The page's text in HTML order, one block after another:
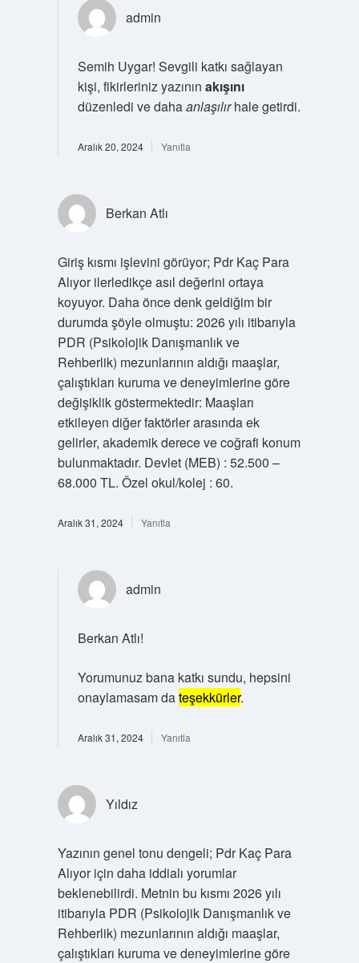
admin
Semih Uygar! Sevgili katkı sağlayan
kişi, fikirleriniz yazının akışını
düzenledi ve dahaanlaşılırhale getirdi.
Aralık 20, 2024 Yanıtla
Berkan Atlı
Giriş kısmı işlevini görüyor; Pdr Kaç Para
Alıyor ilerledikçe asıl değerini ortaya
koyuyor. Daha önce denk geldiğim bir
durumda şöyle olmuştu: 2026 yılı itibarıyla
PDR (Psikolojik Danışmanlık ve
Rehberlik) mezunlarının aldığı maaşlar,
çalıştıkları kuruma ve deneyimlerine göre
değişiklik göstermektedir: Maaşları
etkileyen diğer faktörler arasında ek
gelirler, akademik derece ve coğrafi konum
bulunmaktadır. Devlet (MEB) : 52.500 –
68.000 TL. Özel okul/kolej : 60.
Aralık 31, 2024 Yanıtla
admin
Berkan Atlı!
Yorumunuz bana katkı sundu, hepsini
onaylamasam dateşekkürler.
Aralık 31, 2024 Yanıtla
Yıldız
Yazının genel tonu dengeli; Pdr Kaç Para
Alıyor için daha iddialı yorumlar
beklenebilirdi. Metnin bu kısmı 2026 yılı
itibarıyla PDR (Psikolojik Danışmanlık ve
Rehberlik) mezunlarının aldığı maaşlar,
çalıştıkları kuruma ve deneyimlerine göre